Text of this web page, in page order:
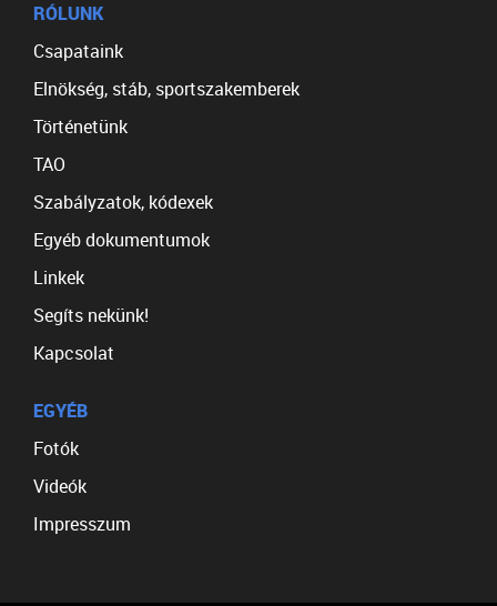
RÓLUNK
Csapataink
Elnökség, stáb, sportszakemberek
Történetünk
TAO
Szabályzatok, kódexek
Egyéb dokumentumok
Linkek
Segíts nekünk!
Kapcsolat
EGYÉB
Fotók
Videók
Impresszum